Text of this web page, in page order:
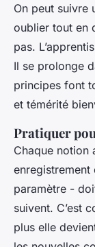
On peut suivre
oublier tout en
pas.
Il se prolonge
principes font
et témérité
Pratiquer
Chaque notion
enregistrement
paramètre -
suivent. C’est
plus elle